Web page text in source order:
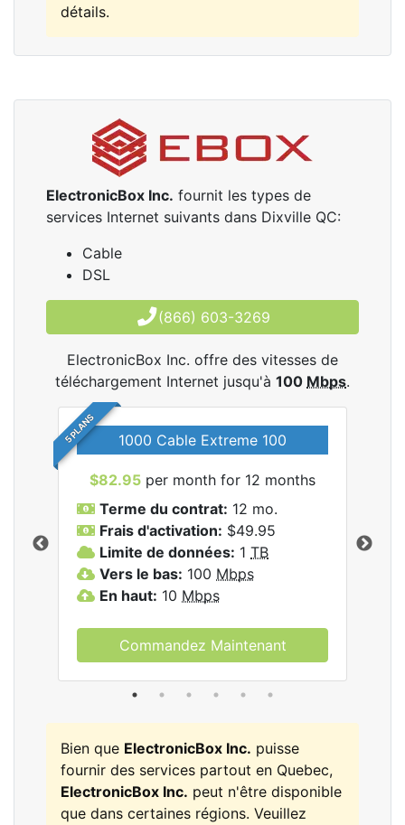
détails.
ElectronicBox Inc. fournit les types de
services Internet suivants dans Dixville QC:
Cable
DSL
(866) 603-3269
ElectronicBox Inc. offre des vitesses de
téléchargement Internet jusqu'à 100 Mbps.
5 PLANS 1000 Cable Extreme 100
$82.95 per month for 12 months
Terme du contrat: 12 mo.
Frais d'activation: $49.95
Limite de données: 1 TB
Vers le bas: 100 Mbps
En haut: 10 Mbps
Commandez Maintenant
Bien que ElectronicBox Inc. puisse
fournir des services partout en Quebec,
ElectronicBox Inc. peut n'être disponible
que dans certaines régions. Veuillez